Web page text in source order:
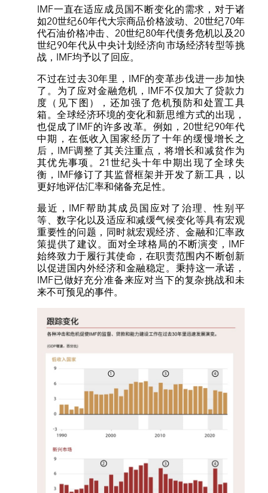
IMF一直在适应成员国不断变化的需求，对于诸
如20世纪60年代大宗商品价格波动、20世纪70年
代石油价格冲击、20世纪80年代债务危机以及20
世纪90年代从中央计划经济向市场经济转型等挑
战，IMF均予以了回应。
不过在过去30年里，IMF的变革步伐进一步加快
了。为了应对金融危机，IMF不仅加大了贷款力
度（见下图），还加强了危机预防和处置工具
箱。全球经济环境的变化和新思维方式的出现，
也促成了IMF的许多改革。例如，20世纪90年代
中期，在低收入国家经历了十年的缓慢增长之
后，IMF调整了其关注重点，将增长和减贫作为
其优先事项。21世纪头十年中期出现了全球失
衡，IMF修订了其监督框架并开发了新工具，以
更好地评估汇率和储备充足性。
最近，IMF帮助其成员国应对了治理、性别平
等、数字化以及适应和减缓气候变化等具有宏观
重要性的问题，同时就宏观经济、金融和汇率政
策提供了建议。面对全球格局的不断演变，IMF
始终致力于履行其使命，在职责范围内不断创新
以促进国内外经济和金融稳定。秉持这一承诺，
IMF已做好充分准备来应对当下的复杂挑战和未
来不可预见的事件。